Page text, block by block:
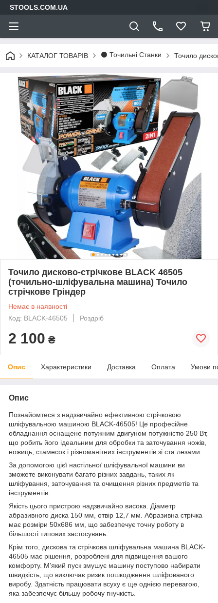
STOOLS.COM.UA
КАТАЛОГ ТОВАРІВ ⚫ Точильні Станки Точило
Точило дисково-стрічкове BLACK 46505
(точильно-шліфувальна машина) Точило
стрічкове Гріндер
Немає в наявності
Код: BLACK-46505
Роздріб
2 100 ₴
Опис Характеристики Доставка Оплата Умови
Опис
Познайомтеся з надзвичайно ефективною стрічковою
шліфувальною машиною BLACK-46505! Це професійне
обладнання оснащене потужним двигуном потужністю 250 Вт,
що робить його ідеальним для обробки та заточування ножів,
ножиць, стамесок і різноманітних інструментів зі ста лезами.
За допомогою цієї настільної шліфувальної машини ви
зможете виконувати багато різних завдань, таких як
шліфування, заточування та очищення різних предметів та
інструментів.
Якість цього пристрою надзвичайно висока. Діаметр
абразивного диска 150 мм, отвір 12,7 мм. Абразивна стрічка
має розміри 50x686 мм, що забезпечує точну роботу в
більшості типових застосувань.
Крім того, дискова та стрічкова шліфувальна машина BLACK-
46505 має рішення, розроблені для підвищення вашого
комфорту. М’який пуск змушує машину поступово набирати
швидкість, що виключає ризик пошкодження шліфованого
виробу. Здатність працювати всуху є ще однією перевагою,
яка забезпечує більшу робочу гнучкість.